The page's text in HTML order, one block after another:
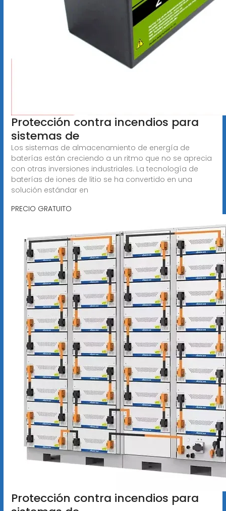
Protección contra incendios para
sistemas de
Los sistemas de almacenamiento de energía de
baterías están creciendo a un ritmo que no se aprecia
con otras inversiones industriales. La tecnología de
baterías de iones de litio se ha convertido en una
solución estándar en
PRECIO GRATUITO
Protección contra incendios para